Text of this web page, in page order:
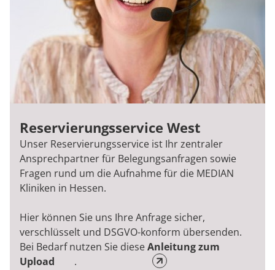
Reservierungsservice West
Unser Reservierungsservice ist Ihr zentraler
Ansprechpartner für Belegungsanfragen sowie
Fragen rund um die Aufnahme für die MEDIAN
Kliniken in Hessen.
Hier können Sie uns Ihre Anfrage sicher,
verschlüsselt und DSGVO-konform übersenden.
Bei Bedarf nutzen Sie dieseAnleitung zum
Upload
.